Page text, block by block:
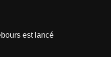
est lancé